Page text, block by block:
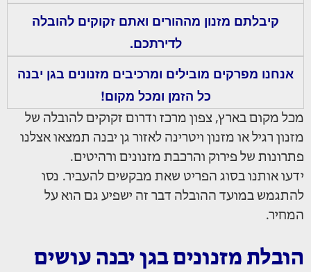
קיבלתם מזנון מההורים ואתם זקוקים להובלה
לדירתכם.
אנחנו מפרקים מובילים ומרכיבים מזנונים בגן יבנה
כל הזמן ומכל מקום!
מכל מקום בארץ, צפון מרכז ודרום זקוקים להובלה של
מזנון רגיל או מזנון ויטרינה לאזור גן יבנה תמצאו אצלנו
פתרונות של פירוק והרכבת מזנונים ורהיטים.
ידעו אותנו בסוג הפריט שאת מבקשים להעביר. נסו
להתגמש במועד ההובלה דבר זה ישפיע גם הוא על
המחיר.
הובלת מזנונים בגן יבנה עושים